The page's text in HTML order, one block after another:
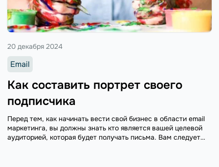
Как составить портрет своего
подписчика
20 декабря 2024
Email
Перед тем, как начинать вести свой бизнес в области email
маркетинга, вы должны знать кто является вашей целевой
аудиторией, которая будет получать письма. Вам следует